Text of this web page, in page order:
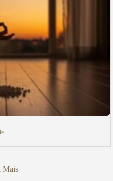
Mais